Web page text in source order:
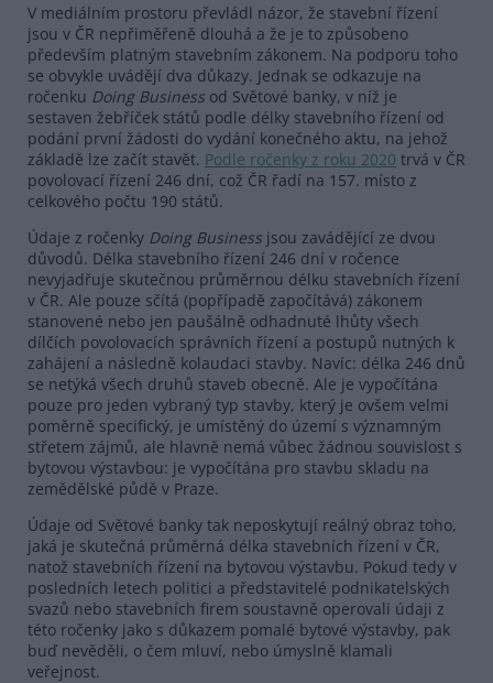
V mediálním prostoru převládl názor, že stavební řízení
jsou v ČR nepřiměřeně dlouhá a že je to způsobeno
především platným stavebním zákonem. Na podporu toho
se obvykle uvádějí dva důkazy. Jednak se odkazuje na
ročenku Doing Business od Světové banky, v níž je
sestaven žebříček států podle délky stavebního řízení od
podání první žádosti do vydání konečného aktu, na jehož
základě lze začít stavět. Podle ročenky z roku 2020 trvá v ČR
povolovací řízení 246 dní, což ČR řadí na 157. místo z
celkového počtu 190 států.
Údaje z ročenky Doing Business jsou zavádějící ze dvou
důvodů. Délka stavebního řízení 246 dní v ročence
nevyjadřuje skutečnou průměrnou délku stavebních řízení
v ČR. Ale pouze sčítá (popřípadě započítává) zákonem
stanovené nebo jen paušálně odhadnuté lhůty všech
dílčích povolovacích správních řízení a postupů nutných k
zahájení a následně kolaudaci stavby. Navíc: délka 246 dnů
se netýká všech druhů staveb obecně. Ale je vypočítána
pouze pro jeden vybraný typ stavby, který je ovšem velmi
poměrně specifický, je umístěný do území s významným
střetem zájmů, ale hlavně nemá vůbec žádnou souvislost s
bytovou výstavbou: je vypočítána pro stavbu skladu na
zemědělské půdě v Praze.
Údaje od Světové banky tak neposkytují reálný obraz toho,
jaká je skutečná průměrná délka stavebních řízení v ČR,
natož stavebních řízení na bytovou výstavbu. Pokud tedy v
posledních letech politici a představitelé podnikatelských
svazů nebo stavebních firem soustavně operovali údaji z
této ročenky jako s důkazem pomalé bytové výstavby, pak
buď nevěděli, o čem mluví, nebo úmyslně klamali
veřejnost.